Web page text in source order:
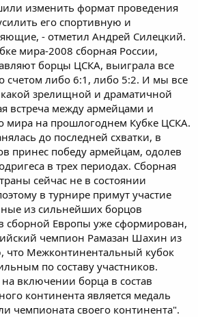
изменить формат проведения
его спортивную и
- отметил Андрей Силецкий.
мира-2008 сборная России,
борцы ЦСКА, выиграла все
счетом либо 6:1, либо 5:2. И мы все
зрелищной и драматичной
встреча между армейцами и
мира на прошлогоднем Кубке ЦСКА.
до последней схватки, в
принес победу армейцам, одолев
в трех периодах. Сборная
сейчас не в состоянии
в турнире примут участие
из сильнейших борцов
сборной Европы уже сформирован,
чемпион Рамазан Шахин из
что Межконтинентальный кубок
по составу участников.
включении борца в состав
континента является медаль
чемпионата своего континента".